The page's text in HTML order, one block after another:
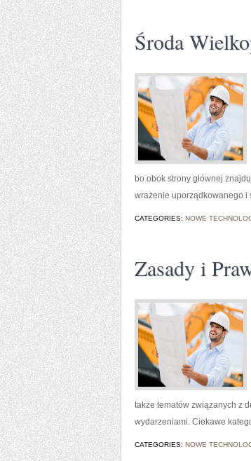
Środa
bo obok strony głównej
wrażenie uporządkowanego
CATEGORIES: NOWE
Zasady i
także tematów związanych z
wydarzeniami. Ciekawe
CATEGORIES: NOWE